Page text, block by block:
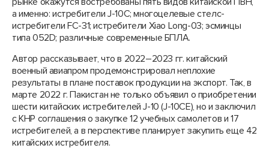
а именно: истребители J-10С; многоцелевые стелс-
истребители FC-31; истребители Xiao Long-03; эсминцы
типа 052D; различные современные БПЛА.
Автор рассказывает, что в 2022–2023 гг. китайский
военный авиапром продемонстрировал неплохие
результаты в плане поставок продукции на экспорт. Так, в
марте 2022 г. Пакистан не только объявил о приобретении
шести китайских истребителей J-10 (J-10CE), но и заключил
с КНР соглашения о закупке 12 учебных самолетов и 17
истребителей, а в перспективе планирует закупить еще 42
китайских истребителя.